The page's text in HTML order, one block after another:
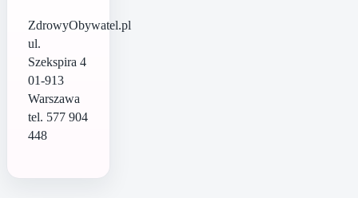
ZdrowyObywatel.pl
ul.
Szekspira 4
01-913
Warszawa
tel. 577 904
448